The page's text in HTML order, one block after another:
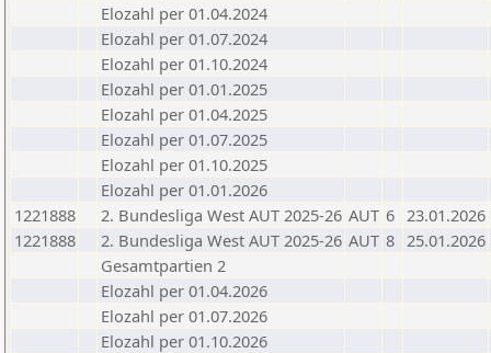
Elozahl per 01.04.2024
Elozahl per 01.07.2024
Elozahl per 01.10.2024
Elozahl per 01.01.2025
Elozahl per 01.04.2025
Elozahl per 01.07.2025
Elozahl per 01.10.2025
Elozahl per 01.01.2026
1221888
2. Bundesliga West AUT 2025-26 AUT 6 23.01.2026
1221888
2. Bundesliga West AUT 2025-26 AUT 8 25.01.2026
Gesamtpartien 2
Elozahl per 01.04.2026
Elozahl per 01.07.2026
Elozahl per 01.10.2026